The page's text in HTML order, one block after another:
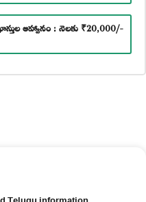
ఆహ్వానం : నెలకు ₹20,000/-